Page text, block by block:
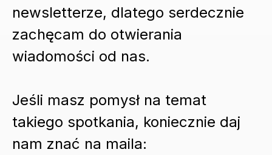
newsletterze, dlatego serdecznie
zachęcam do otwierania
wiadomości od nas.
Jeśli masz pomysł na temat
takiego spotkania, koniecznie daj
nam znać na maila: